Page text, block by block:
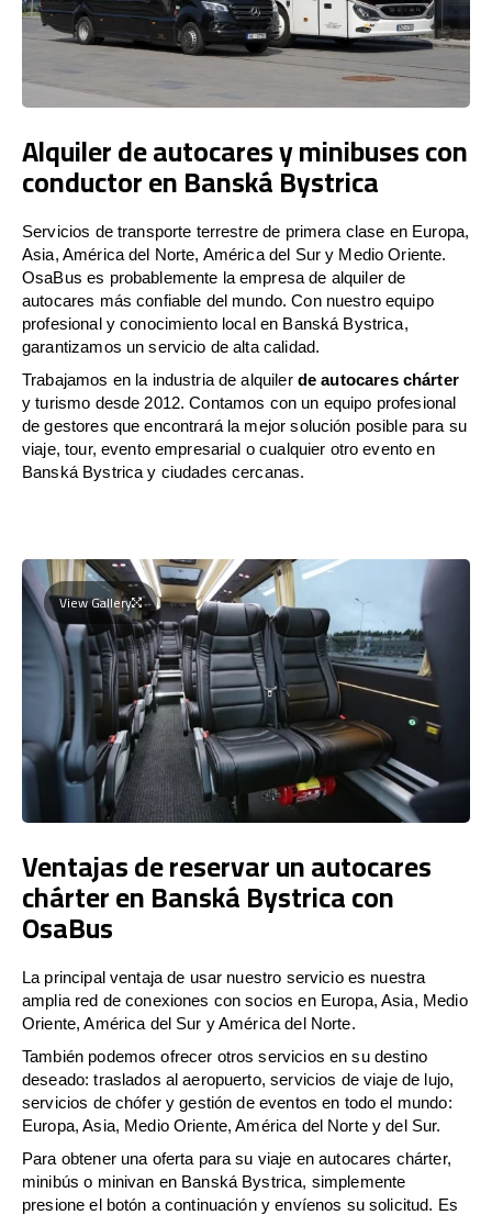
Alquiler de autocares y minibuses con
conductor en Banská Bystrica
Servicios de transporte terrestre de primera clase en Europa,
Asia, América del Norte, América del Sur y Medio Oriente.
OsaBus es probablemente la empresa de alquiler de
autocares más confiable del mundo. Con nuestro equipo
profesional y conocimiento local en Banská Bystrica,
garantizamos un servicio de alta calidad.
Trabajamos en la industria de alquiler de autocares chárter
y turismo desde 2012. Contamos con un equipo profesional
de gestores que encontrará la mejor solución posible para su
viaje, tour, evento empresarial o cualquier otro evento en
Banská Bystrica y ciudades cercanas.
View Gallery
Ventajas de reservar un autocares
chárter en Banská Bystrica con
OsaBus
La principal ventaja de usar nuestro servicio es nuestra
amplia red de conexiones con socios en Europa, Asia, Medio
Oriente, América del Sur y América del Norte.
También podemos ofrecer otros servicios en su destino
deseado: traslados al aeropuerto, servicios de viaje de lujo,
servicios de chófer y gestión de eventos en todo el mundo:
Europa, Asia, Medio Oriente, América del Norte y del Sur.
Para obtener una oferta para su viaje en autocares chárter,
minibús o minivan en Banská Bystrica, simplemente
presione el botón a continuación y envíenos su solicitud. Es